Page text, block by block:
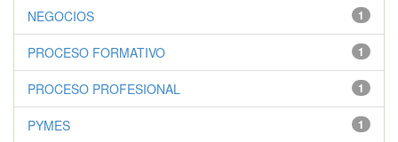
1
NEGOCIOS
1
PROCESO FORMATIVO
1
PROCESO PROFESIONAL
1
PYMES